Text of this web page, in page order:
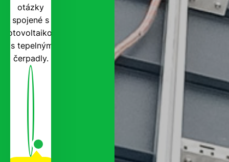
otázky
spojené s
fotovoltaikou
i s tepelnými
čerpadly.